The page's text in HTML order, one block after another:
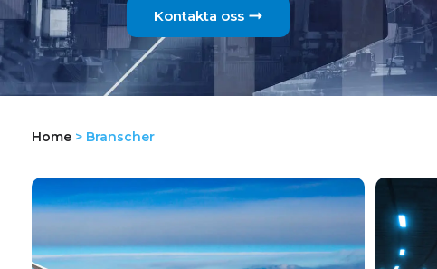
Kontakta oss
Home > Branscher